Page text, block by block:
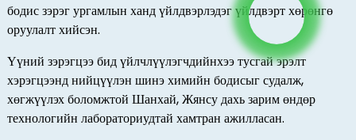
бодис зэрэг ургамлын ханд үйлдвэрлэдэг үйлдвэрт хөрөнгө
оруулалт хийсэн.
Үүний зэрэгцээ бид үйлчлүүлэгчдийнхээ тусгай эрэлт
хэрэгцээнд нийцүүлэн шинэ химийн бодисыг судалж,
хөгжүүлэх боломжтой Шанхай, Жянсу дахь зарим өндөр
технологийн лабораториудтай хамтран ажилласан.